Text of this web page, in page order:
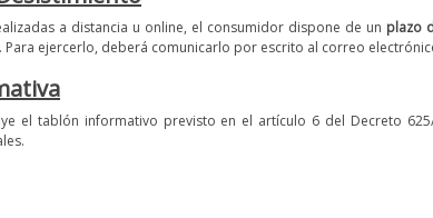
a distancia u online, el consumidor dispone de un plazo
Para ejercerlo, deberá comunicarlo por escrito al correo
el tablón informativo previsto en el artículo 6 del Decreto